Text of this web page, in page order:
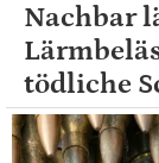
Nachbar
tödliche